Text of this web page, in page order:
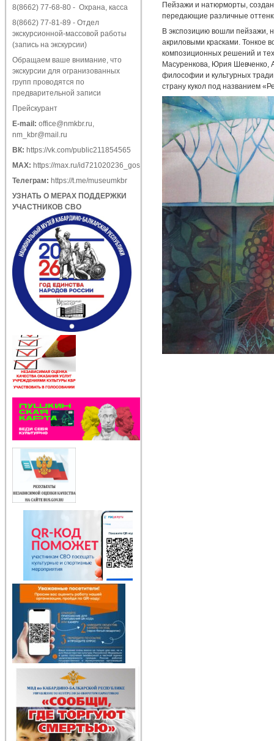
Пейзажи и натюрморты,
передающие различные
В экспозицию вошли пейзажи,
акриловыми красками. Тонкое
композиционных решений и
Масуренкова, Юрия Шевченко,
философии и культурных
страну кукол под названием
8(8662) 77-68-80 - Охрана, касса
8(8662) 77-81-89 - Отдел
экскурсионной-массовой работы
(запись на экскурсии)
Обращаем ваше внимание, что
экскурсии для огранизованных
групп проводятся по
предварительной записи
Прейскурант
E-mail: office@nmkbr.ru,
nm_kbr@mail.ru
ВК: https://vk.com/public211854565
МАХ: https://max.ru/id721020236_gos
Телеграм: https://t.me/museumkbr
УЗНАТЬ О МЕРАХ ПОДДЕРЖКИ
УЧАСТНИКОВ СВО